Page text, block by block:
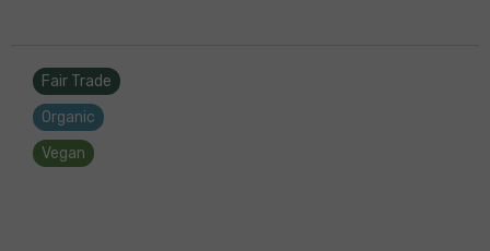
Fair Trade
Organic
Vegan